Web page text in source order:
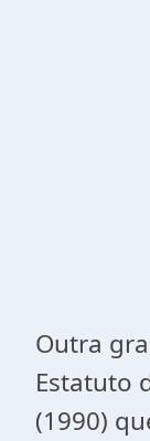
Outra
Estatuto
(1990)